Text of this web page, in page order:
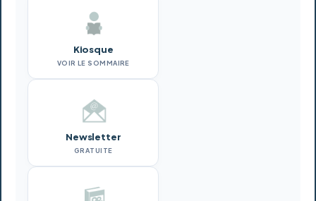
Kiosque
VOIR LE SOMMAIRE
Newsletter
GRATUITE